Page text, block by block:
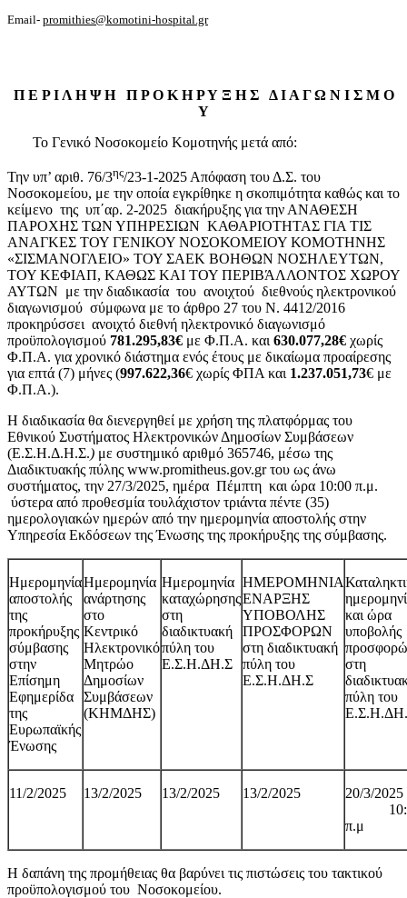
Email- promithies@komotini-hospital.gr
Π Ε Ρ Ι Λ Η Ψ Η Π Ρ Ο Κ Η Ρ Υ Ξ Η Σ Δ Ι Α Γ Ω Ν Ι Σ Μ Ο
Υ
Το Γενικό Νοσοκομείο Κομοτηνής μετά από:
Την υπ’ αριθ. 76/3ης/23-1-2025 Απόφαση του Δ.Σ. του
Νοσοκομείου, με την οποία εγκρίθηκε η σκοπιμότητα καθώς και το
κείμενο της υπ΄αρ. 2-2025 διακήρυξης για την ΑΝΑΘΕΣΗ
ΠΑΡΟΧΗΣ ΤΩΝ ΥΠΗΡΕΣΙΩΝ ΚΑΘΑΡΙΟΤΗΤΑΣ ΓΙΑ ΤΙΣ
ΑΝΑΓΚΕΣ ΤΟΥ ΓΕΝΙΚΟΥ ΝΟΣΟΚΟΜΕΙΟΥ ΚΟΜΟΤΗΝΗΣ
«ΣΙΣΜΑΝΟΓΛΕΙΟ» ΤΟΥ ΣΑΕΚ ΒΟΗΘΩΝ ΝΟΣΗΛΕΥΤΩΝ,
ΤΟΥ ΚΕΦΙΑΠ, ΚΑΘΩΣ ΚΑΙ ΤΟΥ ΠΕΡΙΒΆΛΛΟΝΤΟΣ ΧΩΡΟΥ
ΑΥΤΩΝ με την διαδικασία του ανοιχτού διεθνούς ηλεκτρονικού
διαγωνισμού σύμφωνα με το άρθρο 27 του Ν. 4412/2016
προκηρύσσει ανοιχτό διεθνή ηλεκτρονικό διαγωνισμό
προϋπολογισμού 781.295,83€ με Φ.Π.Α. και 630.077,28€ χωρίς
Φ.Π.Α. για χρονικό διάστημα ενός έτους με δικαίωμα προαίρεσης
για επτά (7) μήνες (997.622,36€ χωρίς ΦΠΑ και 1.237.051,73€ με
Φ.Π.Α.).
Η διαδικασία θα διενεργηθεί με χρήση της πλατφόρμας του
Εθνικού Συστήματος Ηλεκτρονικών Δημοσίων Συμβάσεων
(Ε.Σ.Η.Δ.Η.Σ.) με συστημικό αριθμό 365746, μέσω της
Διαδικτυακής πύλης www.promitheus.gov.gr του ως άνω
συστήματος, την 27/3/2025, ημέρα Πέμπτη και ώρα 10:00 π.μ.
ύστερα από προθεσμία τουλάχιστον τριάντα πέντε (35)
ημερολογιακών ημερών από την ημερομηνία αποστολής στην
Υπηρεσία Εκδόσεων της Ένωσης της προκήρυξης της σύμβασης.
Ημερομηνία
αποστολής
της
προκήρυξης
σύμβασης
στην
Επίσημη
Εφημερίδα
της
Ευρωπαϊκής
Ένωσης
Ημερομηνία
ανάρτησης
στο
Κεντρικό
Ηλεκτρονικό
Μητρώο
Δημοσίων
Συμβάσεων
(ΚΗΜΔΗΣ)
Ημερομηνία
καταχώρησης
στη
διαδικτυακή
πύλη του
Ε.Σ.Η.ΔΗ.Σ
ΗΜΕΡΟΜΗΝΙΑ
ΕΝΑΡΞΗΣ
ΥΠΟΒΟΛΗΣ
ΠΡΟΣΦΟΡΩΝ
στη διαδικτυακή
πύλη του
Ε.Σ.Η.ΔΗ.Σ
και ώρα
υποβολής
στη
πύλη του
11/2/2025 13/2/2025 13/2/2025 13/2/2025
20/3/2025
π.μ
Η δαπάνη της προμήθειας θα βαρύνει τις πιστώσεις του τακτικού
προϋπολογισμού του Νοσοκομείου.